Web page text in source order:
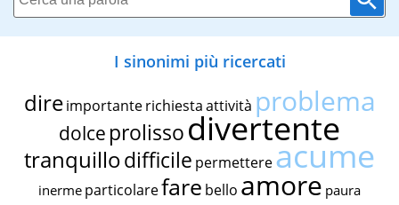
I sinonimi più ricercati
dire importante richiestaattività problema
dolce prolissodivertente
tranquillodifficile permettereacume
inerme particolarefare bello amore paura